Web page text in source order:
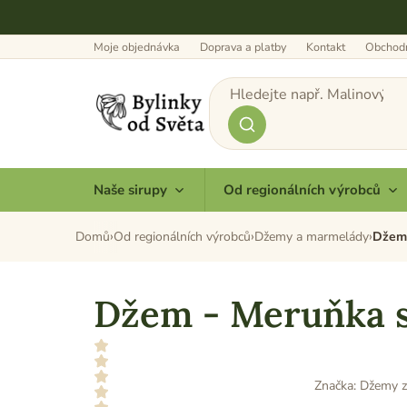
Moje objednávka Doprava a platby Kontakt
Naše sirupy Od regionálních výrobců
Domů Od regionálních výrobců Džemy a marmelády
Džem - Meruňka
Značka: Džemy